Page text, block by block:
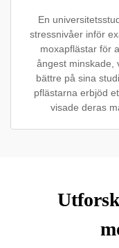
En
stressnivåer inför
moxapflästar för
ångest minskade,
bättre på sina
pflästarna erbjöd
visade deras